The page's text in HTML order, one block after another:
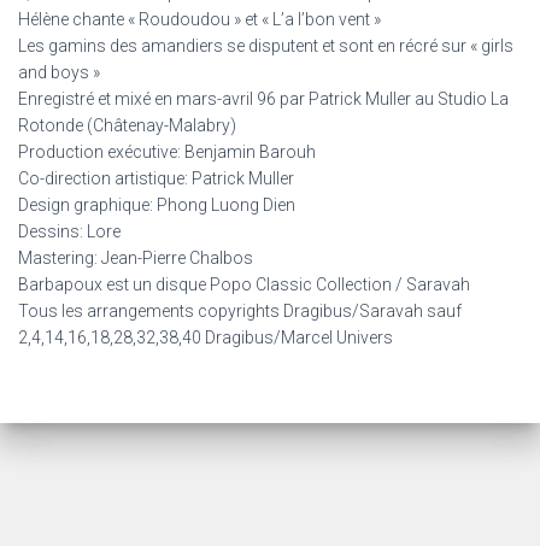
Hélène chante « Roudoudou » et « L’a l’bon vent »
Les gamins des amandiers se disputent et sont en récré sur « girls
and boys »
Enregistré et mixé en mars-avril 96 par Patrick Muller au Studio La
Rotonde (Châtenay-Malabry)
Production exécutive: Benjamin Barouh
Co-direction artistique: Patrick Muller
Design graphique: Phong Luong Dien
Dessins: Lore
Mastering: Jean-Pierre Chalbos
Barbapoux est un disque Popo Classic Collection / Saravah
Tous les arrangements copyrights Dragibus/Saravah sauf
2,4,14,16,18,28,32,38,40 Dragibus/Marcel Univers